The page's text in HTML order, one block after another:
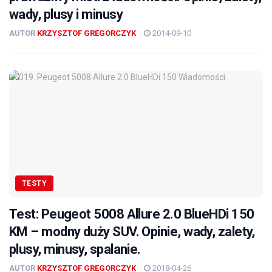
wady, plusy i minusy
AUTOR KRZYSZTOF GREGORCZYK 2014-09-10
TESTY
Test: Peugeot 5008 Allure 2.0 BlueHDi 150
KM – modny duży SUV. Opinie, wady, zalety,
plusy, minusy, spalanie.
AUTOR KRZYSZTOF GREGORCZYK 2018-04-26